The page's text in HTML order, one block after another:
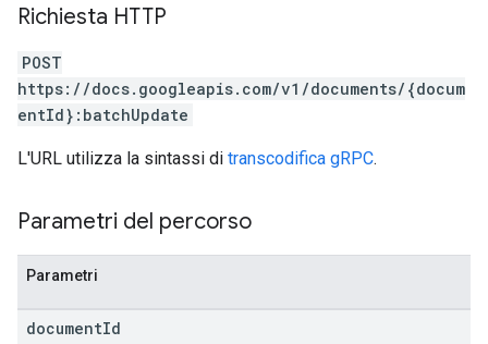
Richiesta HTTP
POST
https://docs.googleapis.com/v1/documents/{docum
entId}:batchUpdate
L'URL utilizza la sintassi di transcodifica gRPC.
Parametri del percorso
Parametri
documentId